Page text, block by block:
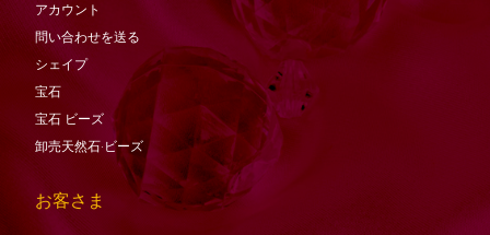
アカウント
問い合わせを送る
シェイプ
宝石
宝石 ビーズ
卸売天然石·ビーズ
お客さま